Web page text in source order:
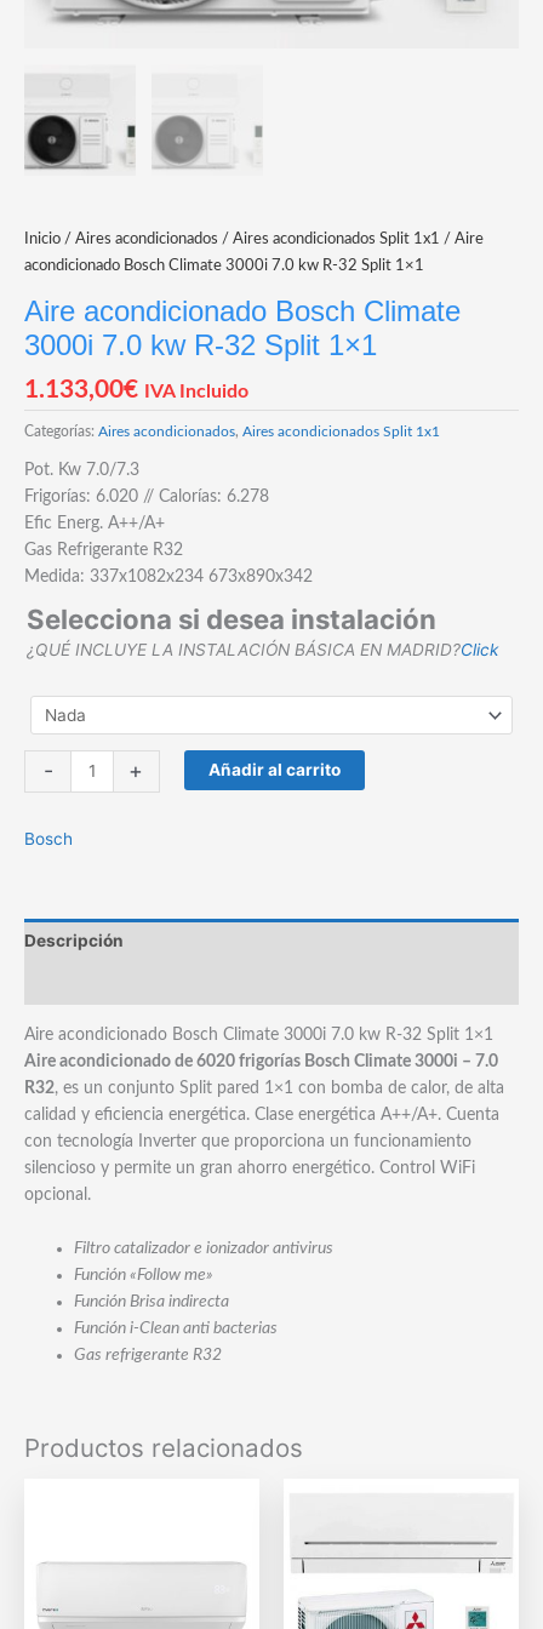
Inicio / Aires acondicionados / Aires acondicionados Split 1x1
/ Aire
acondicionado Bosch Climate 3000i 7.0 kw R-32 Split 1×1
Aire acondicionado Bosch Climate
3000i 7.0 kw R-32 Split 1×1
1.133,00€ IVA Incluido
Categorías: Aires acondicionados, Aires acondicionados Split 1x1
Pot. Kw 7.0/7.3
Frigorías: 6.020 // Calorías: 6.278
Efic Energ. A++/A+
Gas Refrigerante R32
Medida: 337x1082x234 673x890x342
Selecciona si desea instalación
¿QUÉ INCLUYE LA INSTALACIÓN BÁSICA EN MADRID?Click
-
acondicionado
Climate
kw
R-
Split
1x1
cantidad
+ Añadir al carrito
Bosch
Descripción
Aire acondicionado Bosch Climate 3000i 7.0 kw R-32 Split 1×1
Aire acondicionado de 6020 frigorías Bosch Climate 3000i – 7.0
R32, es un conjunto Split pared 1×1 con bomba de calor, de alta
calidad y eficiencia energética. Clase energética A++/A+. Cuenta
con tecnología Inverter que proporciona un funcionamiento
silencioso y permite un gran ahorro energético. Control WiFi
opcional.
Filtro catalizador e ionizador antivirus
Función «Follow me»
Función Brisa indirecta
Función i-Clean anti bacterias
Gas refrigerante R32
Productos relacionados